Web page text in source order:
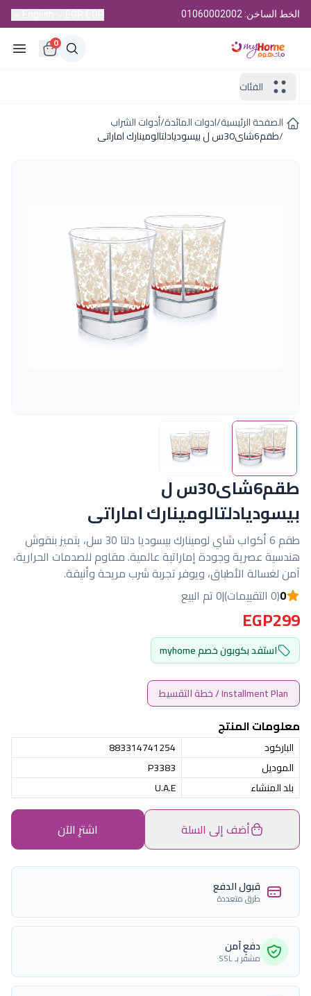
الخط الساخن: 01060002002
0
الفئات
الصفحة الرئيسية/ادوات المائدة/أدوات الشراب
/طقم6شاى30س ل بيسوديادلتالومينارك اماراتى
طقم6شاى30س ل
بيسوديادلتالومينارك اماراتى
طقم 6 أكواب شاي لومينارك بيسوديا دلتا 30 سل، يتميز بنقوش
هندسية عصرية وجودة إماراتية عالمية. مقاوم للصدمات الحرارية،
آمن لغسالة الأطباق، ويوفر تجربة شرب مريحة وأنيقة.
0(0 التقييمات) |0 تم البيع
EGP299
استفد بكوبون خصم myhome
Installment Plan / خطة التقسيط
معلومات المنتج
الباركود
883314741254
الموديل
P3383
بلد المنشاء
U.A.E
أضف إلى السلة اشترِ الآن
قبول الدفع
طرق متعددة
دفع آمن
مشفّر بـ SSL